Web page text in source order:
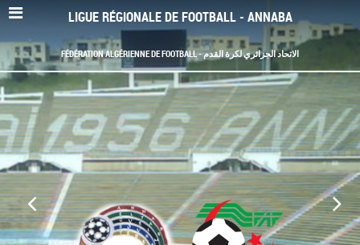
LIGUE RÉGIONALE DE FOOTBALL - ANNABA
FÉDÉRATION ALGÉRIENNE DE FOOTBALL - الاتحاد الجزائري لكرة القدم